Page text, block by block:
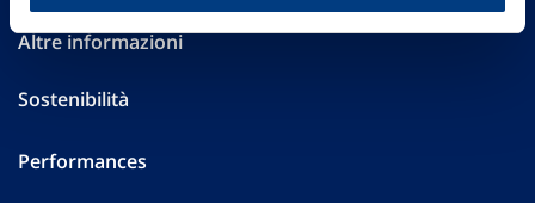
Altre informazioni
Sostenibilità
Performances